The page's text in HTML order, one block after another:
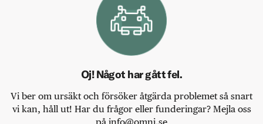
Oj! Något har gått fel.
Vi ber om ursäkt och försöker åtgärda problemet så snart
vi kan, håll ut! Har du frågor eller funderingar? Mejla oss